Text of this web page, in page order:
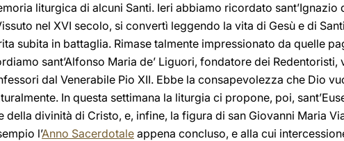
liturgica di alcuni Santi. Ieri abbiamo ricordato
nel XVI secolo, si convertì leggendo la vita di Gesù e di
subita in battaglia. Rimase talmente impressionato da quelle
sant’Alfonso Maria de’ Liguori, fondatore dei Redentoristi,
dal Venerabile Pio XII. Ebbe la consapevolezza che Dio
In questa settimana la liturgia ci propone, poi,
divinità di Cristo, e, infine, la figura di san Giovanni Maria
l’Anno Sacerdotale appena concluso, e alla cui